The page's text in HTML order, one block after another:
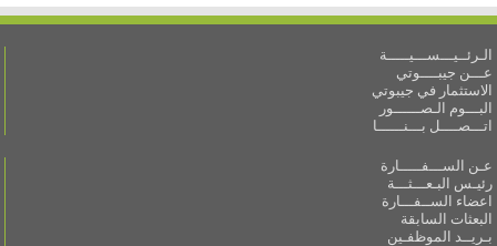
الـرئــيـــســـيـــــة
عـــن جيبــــوتي
الاستثمار في جيبوتي
البـــوم الـصــــــور
اتـــصــــل بـــنــــــا
عـن الســـفـــــارة
رئيـس البـعـــثـــة
اعضاء الســفـــارة
البعثات السابقة
بـريــد الموظفـين